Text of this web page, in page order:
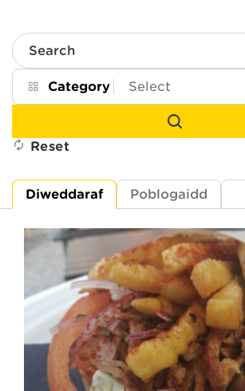
Search
Category
Reset
Diweddaraf Poblogaidd